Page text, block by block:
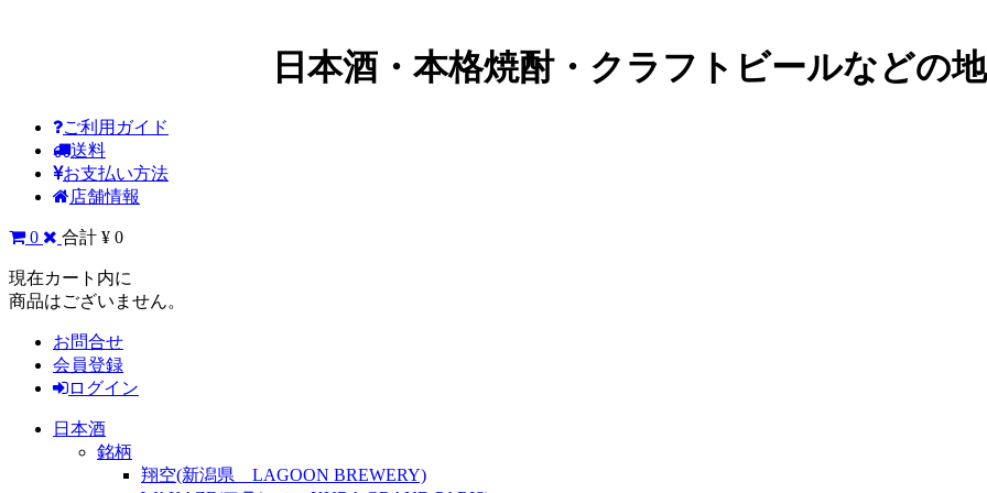
日本酒・本格焼酎・クラフトビールなどの
ご利用ガイド
送料
お支払い方法
店舗情報
0 合計 ¥ 0
現在カート内に
商品はございません。
お問合せ
会員登録
ログイン
日本酒
銘柄
翔空(新潟県 LAGOON BREWERY)